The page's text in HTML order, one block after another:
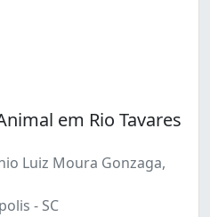
em Rio Tavares
Luiz Moura Gonzaga,
- SC